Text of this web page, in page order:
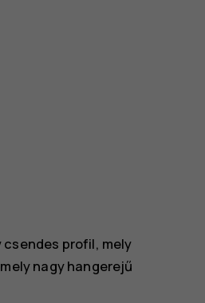
profil, mely
nagy hangerejű